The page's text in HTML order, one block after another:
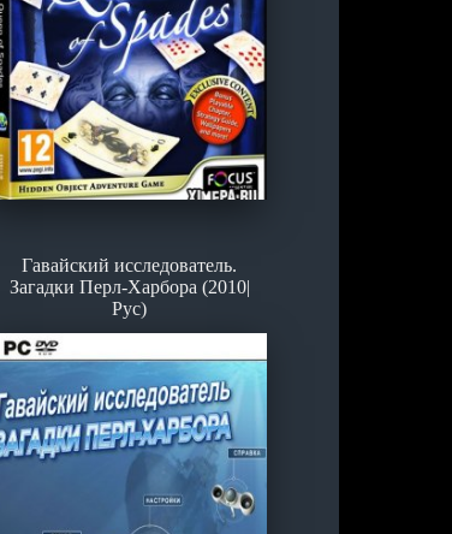
Гавайский исследователь.
Загадки Перл-Харбора (2010|
Рус)